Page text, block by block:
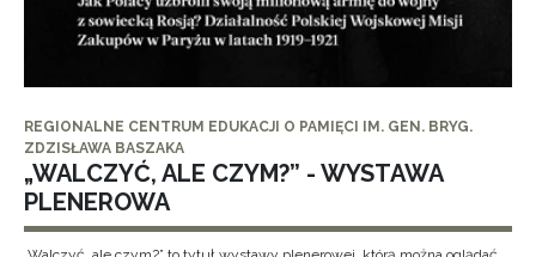
REGIONALNE CENTRUM EDUKACJI O PAMIĘCI IM. GEN. BRYG.
ZDZISŁAWA BASZAKA
„WALCZYĆ, ALE CZYM?” - WYSTAWA
PLENEROWA